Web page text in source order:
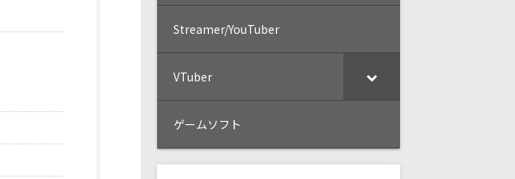
Streamer/YouTuber
VTuber
ゲームソフト